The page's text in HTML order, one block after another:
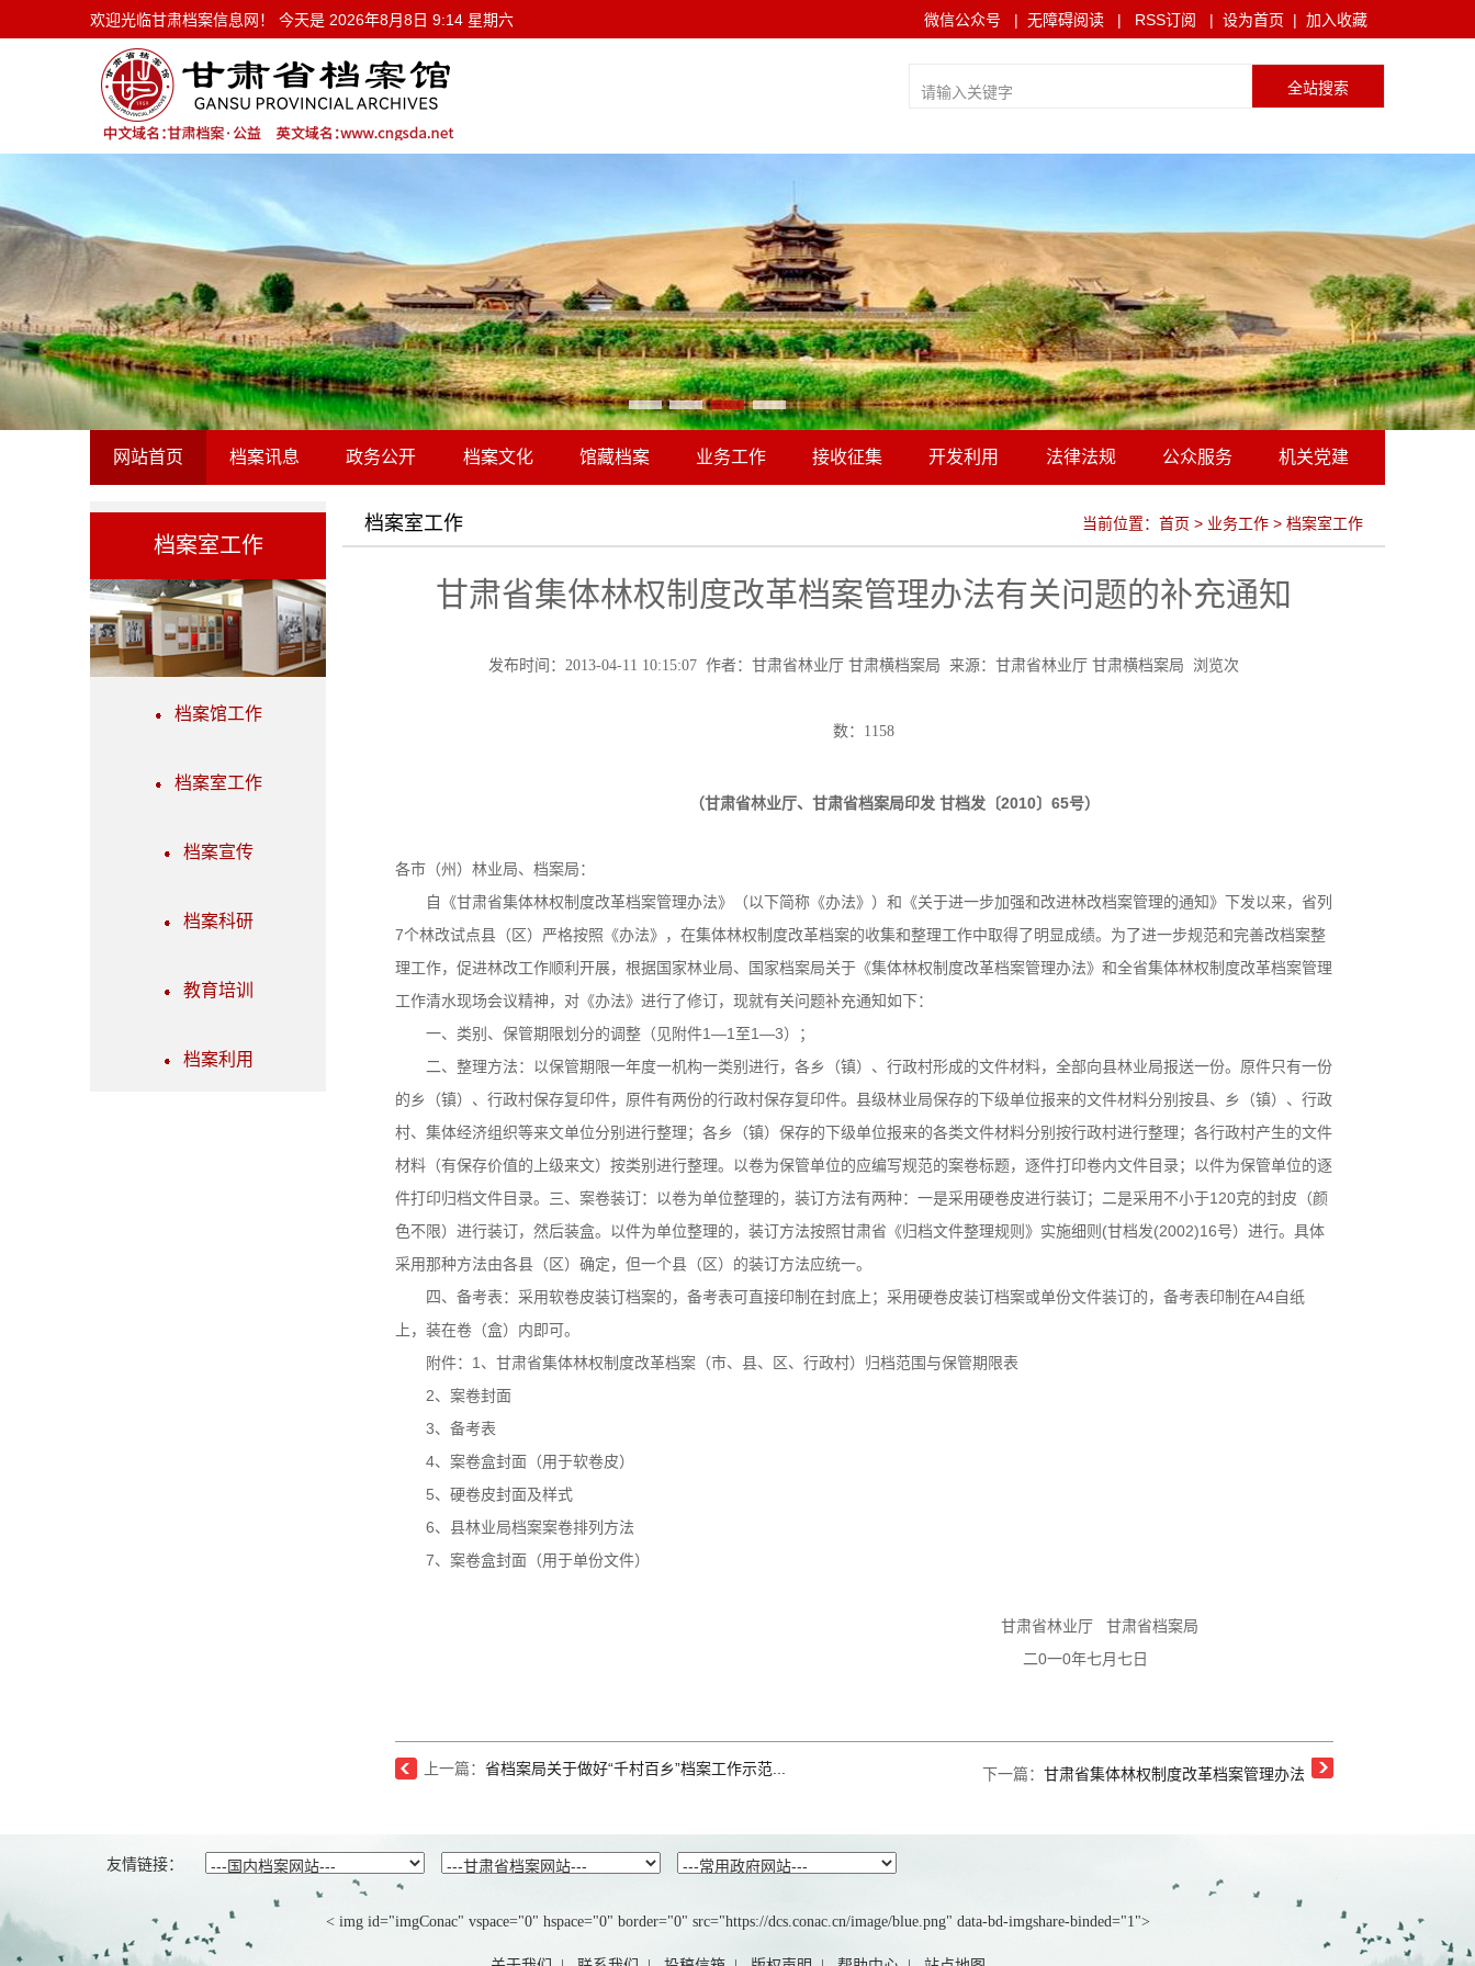
欢迎光临甘肃档案信息网！ 今天是 2026年8月8日 9:14 星期六 微信公众号 | 无障碍阅读 | RSS订阅 | 设为首页 | 加入收藏
网站首页 档案讯息 政务公开 档案文化 馆藏档案 业务工作 接收征集 开发利用 法律法规 公众服务 机关党建
档案室工作
档案馆工作
档案室工作
档案宣传
档案科研
教育培训
档案利用
档案室工作 当前位置： 首页 > 业务工作 > 档案室工作
甘肃省集体林权制度改革档案管理办法有关问题的补充通知
发布时间：2013-04-11 10:15:07 作者：甘肃省林业厅 甘肃横档案局 来源：甘肃省林业厅 甘肃横档案局 浏览次
数： 1158
（甘肃省林业厅、甘肃省档案局印发 甘档发〔2010〕65号）
各市（州）林业局、档案局：
自《甘肃省集体林权制度改革档案管理办法》（以下简称《办法》）和《关于进一步加强和改进林改档案管理的通知》下发以来，省列
7个林改试点县（区）严格按照《办法》，在集体林权制度改革档案的收集和整理工作中取得了明显成绩。为了进一步规范和完善改档案整
理工作，促进林改工作顺利开展，根据国家林业局、国家档案局关于《集体林权制度改革档案管理办法》和全省集体林权制度改革档案管理
工作清水现场会议精神，对《办法》进行了修订，现就有关问题补充通知如下：
一、类别、保管期限划分的调整（见附件1—1至1—3）；
二、整理方法：以保管期限一年度一机构一类别进行，各乡（镇）、行政村形成的文件材料，全部向县林业局报送一份。原件只有一份
的乡（镇）、行政村保存复印件，原件有两份的行政村保存复印件。县级林业局保存的下级单位报来的文件材料分别按县、乡（镇）、行政
村、集体经济组织等来文单位分别进行整理；各乡（镇）保存的下级单位报来的各类文件材料分别按行政村进行整理；各行政村产生的文件
材料（有保存价值的上级来文）按类别进行整理。以卷为保管单位的应编写规范的案卷标题，逐件打印卷内文件目录；以件为保管单位的逐
件打印归档文件目录。三、案卷装订：以卷为单位整理的，装订方法有两种：一是采用硬卷皮进行装订；二是采用不小于120克的封皮（颜
色不限）进行装订，然后装盒。以件为单位整理的，装订方法按照甘肃省《归档文件整理规则》实施细则(甘档发(2002)16号）进行。具体
采用那种方法由各县（区）确定，但一个县（区）的装订方法应统一。
四、备考表：采用软卷皮装订档案的，备考表可直接印制在封底上；采用硬卷皮装订档案或单份文件装订的，备考表印制在A4自纸
上，装在卷（盒）内即可。
附件：1、甘肃省集体林权制度改革档案（市、县、区、行政村）归档范围与保管期限表
2、案卷封面
3、备考表
4、案卷盒封面（用于软卷皮）
5、硬卷皮封面及样式
6、县林业局档案案卷排列方法
7、案卷盒封面（用于单份文件）
甘肃省林业厅 甘肃省档案局
二0一0年七月七日
上一篇： 省档案局关于做好“千村百乡”档案工作示范... 下一篇： 甘肃省集体林权制度改革档案管理办法
友情链接：
< img id="imgConac" vspace="0" hspace="0" border="0" src="https://dcs.conac.cn/image/blue.png" data-bd-imgshare-binded="1">